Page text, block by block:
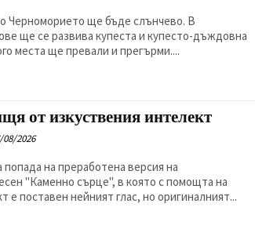
Черноморието ще бъде слънчево. В
ще се развива купеста и купесто-дъждовна
места ще превали и прегърми....
от изкуствения интелект
08/2026
на преработена версия на
"Каменно сърце", в която с помощта на
е поставен нейният глас, но оригиналният...